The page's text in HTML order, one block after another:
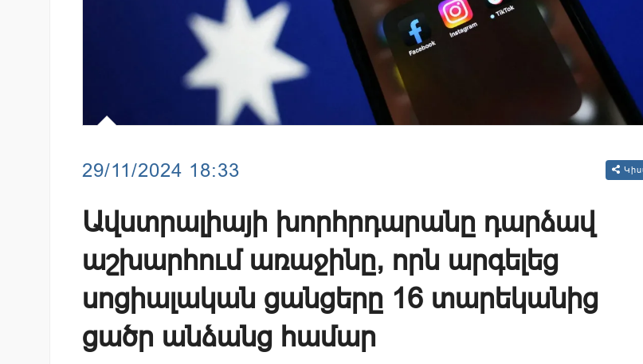
29/11/2024 18:33
Ավստրալիայի խորհրդարանը դարձավ
աշխարհում առաջինը, որն արգելեց
սոցիալական ցանցերը 16 տարեկանից
ցածր անձանց համար